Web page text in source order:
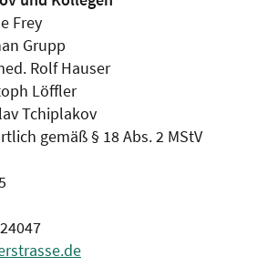
Frey
Grupp
Rolf Hauser
Löffler
Tchiplakov
gemäß § 18 Abs. 2 MStV